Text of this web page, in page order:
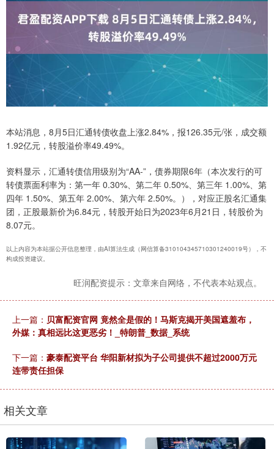
本站消息，8月5日汇通转债收盘上涨2.84%，报126.35元/张，成交额
1.92亿元，转股溢价率49.49%。
资料显示，汇通转债信用级别为“AA-”，债券期限6年（本次发行的可
转债票面利率为：第一年 0.30%、第二年 0.50%、第三年 1.00%、第
四年 1.50%、第五年 2.00%、第六年 2.50%。），对应正股名汇通集
团，正股最新价为6.84元，转股开始日为2023年6月21日，转股价为
8.07元。
以上内容为本站据公开信息整理，由AI算法生成（网信算备310104345710301240019号），不
构成投资建议。
旺润配资提示：文章来自网络，不代表本站观点。
上一篇： 贝富配资官网 竟然全是假的！马斯克揭开美国遮羞布，
外媒：真相远比这更恶劣！_特朗普_数据_系统
下一篇： 豪泰配资平台 华阳新材拟为子公司提供不超过2000万元
连带责任担保
相关文章